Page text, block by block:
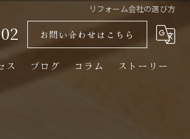
リフォーム会社の選び方
お問い合わせはこちら
ス ブログ コラム ストーリー